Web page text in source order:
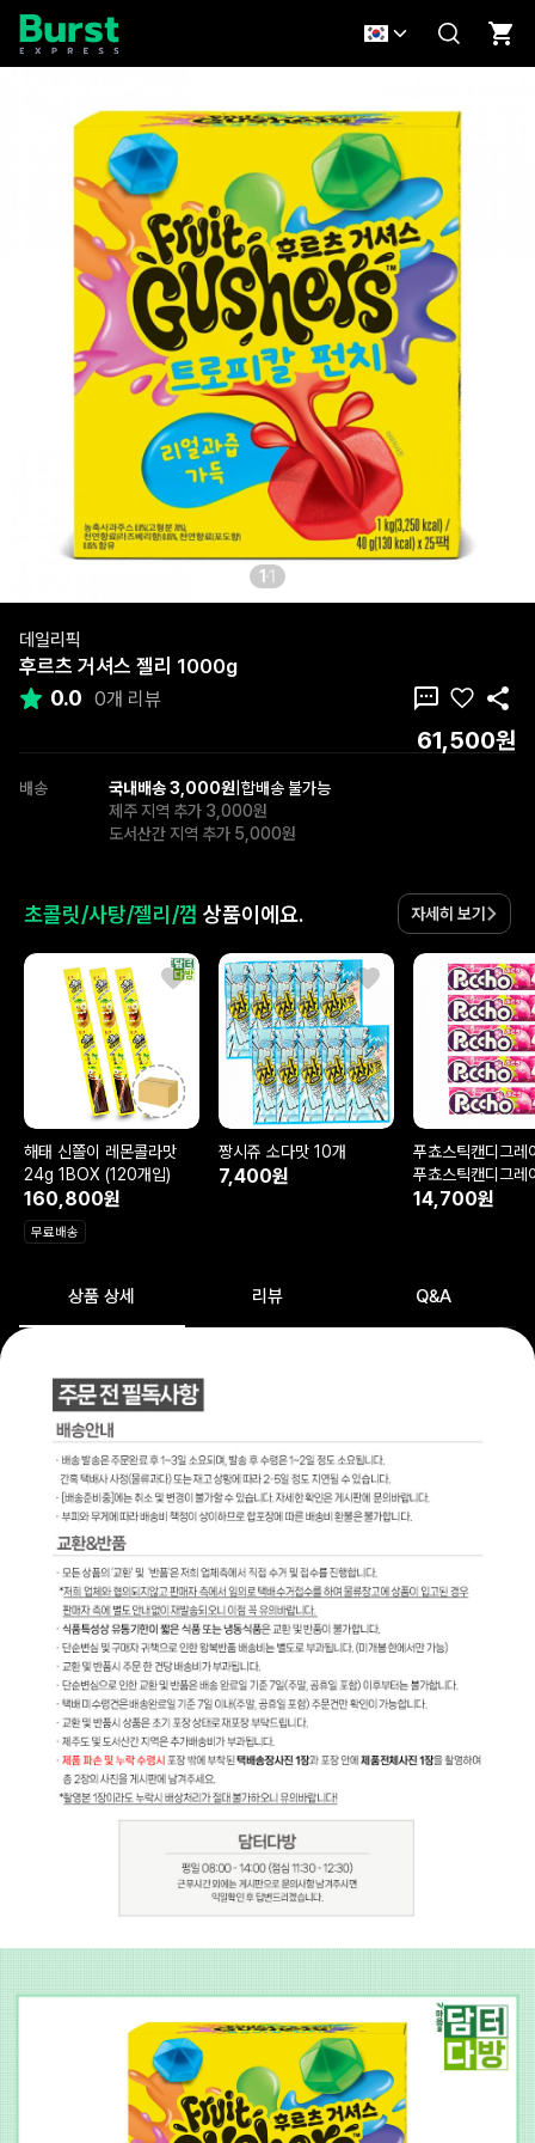
1 1
데일리픽
후르츠 거셔스 젤리 1000g
0.0 0개 리뷰
61,500원
배송 국내배송 3,000원 합배송 불가능
제주 지역 추가 3,000원
도서산간 지역 추가 5,000원
초콜릿/사탕/젤리/껌 상품이에요. 자세히 보기
해태 신쫄이 레몬콜라맛
24g 1BOX (120개입)
160,800원
무료배송
짱시쥬 소다맛 10개
7,400원
푸쵸스틱캔디그레
푸쵸스틱캔디그레
5개
14,700원
상품 상세 리뷰 Q&A